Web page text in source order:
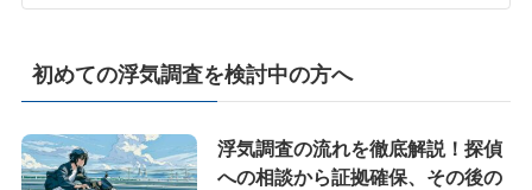
初めての浮気調査を検討中の方へ
浮気調査の流れを徹底解説！探偵
への相談から証拠確保、その後の